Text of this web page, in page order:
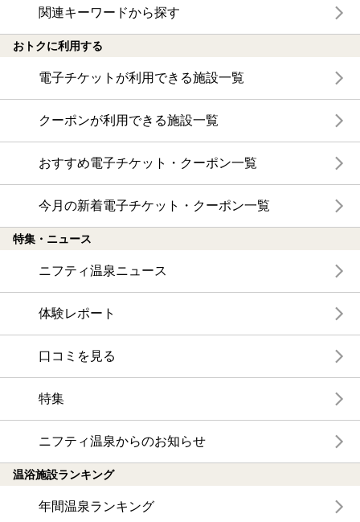
関連キーワードから探す
おトクに利用する
電子チケットが利用できる施設一覧
クーポンが利用できる施設一覧
おすすめ電子チケット・クーポン一覧
今月の新着電子チケット・クーポン一覧
特集・ニュース
ニフティ温泉ニュース
体験レポート
口コミを見る
特集
ニフティ温泉からのお知らせ
温浴施設ランキング
年間温泉ランキング